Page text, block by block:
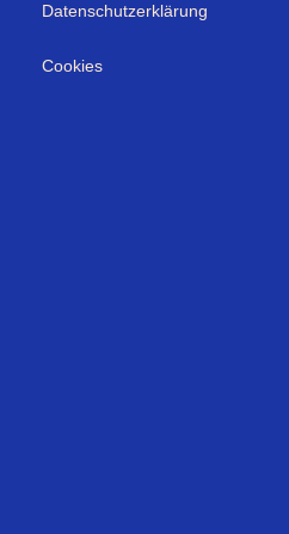
Datenschutzerklärung
Cookies